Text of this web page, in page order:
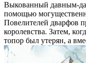
Выкованный давным-
помощью
Повелителей дварфов
королевства. Затем,
топор был утерян, а